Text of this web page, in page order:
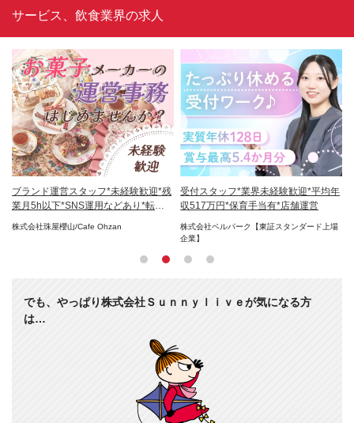
サービス、飲食業界の求人
ブランド運営スタッフ*未経験歓迎*残
業月5h以下*SNS運用などあり*転勤
なし
株式会社珠屋櫻山/Cafe Ohzan
受付スタッフ*業界未経験歓迎*平均年
収517万円*保育手当有*店舗運営
株式会社ベルパーク【東証スタンダード上場
企業】
でも、やっぱり株式会社Ｓｕｎｎｙｌｉｖｅが気になる方
は…